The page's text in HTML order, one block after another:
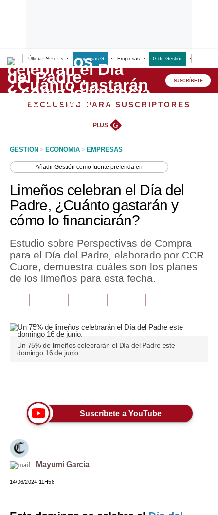
Últimas Noticias Empresas G Empresas G de Gestión
Lo último
Peru Quiosco
Management & Empleo
Perú
Política
Finanzas Personales
Inmobiliarias
Plus G
Editorial
Pregunta de hoy
Lujo
Moda
Estilos
Mundo
SUSCRÍBETE
EXCLUSIVO PARA SUSCRIPTORES
PLUS G
GESTION > ECONOMIA > EMPRESAS
AñadirGestión como fuente preferida en
Limeños celebran el Día del
Padre, ¿Cuánto gastarán y
cómo lo financiarán?
Estudio sobre Perspectivas de Compra
para el Día del Padre, elaborado por CCR
Cuore, demuestra cuáles son los planes
de los limeños para esta fecha.
Un 75% de limeños celebrarán el Día del Padre este
domingo 16 de junio.
Suscríbete a YouTube
Mayumi García
14/06/2024 11H58